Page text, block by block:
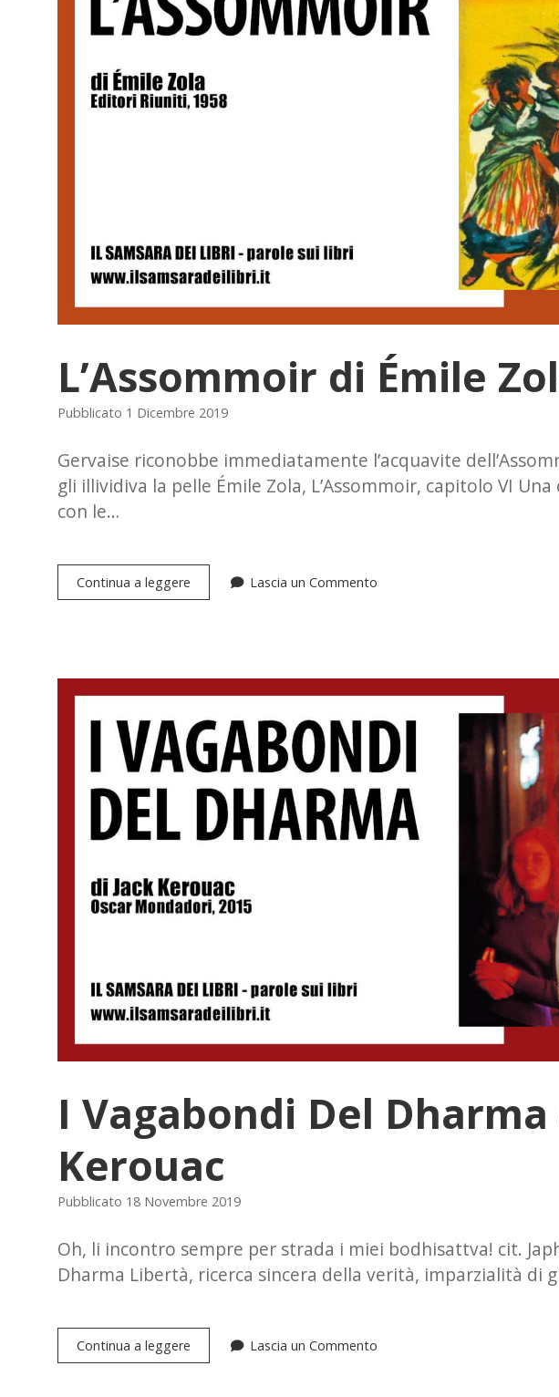
L’Assommoir di Émile
Pubblicato 1 Dicembre 2019
Gervaise riconobbe immediatamente l’acquavite
gli illividiva la pelle Émile Zola, L’Assommoir, capitolo VI
con le…
Continua a leggere L’Assommoir
di
Lascia un Commento
I Vagabondi Del Dharma
Kerouac
Pubblicato 18 Novembre 2019
Oh, li incontro sempre per strada i miei bodhisattva! cit.
Dharma Libertà, ricerca sincera della verità, imparzialità di
Continua a leggere
Vagabondi
Lascia un Commento